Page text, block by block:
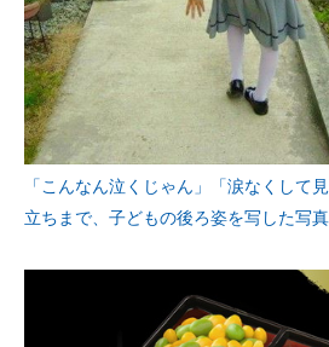
「こんなん泣くじゃん」「涙なくし
立ちまで、子どもの後ろ姿を写した写